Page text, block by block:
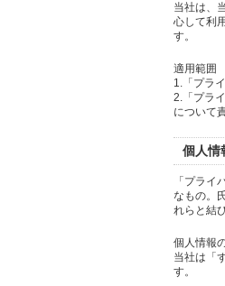
当社は、
心して利
す。
適用範囲
1.「プラ
2.「プラ
について
個人情
「プラ
なもの。
れらと結
個人情報
当社は「
す。